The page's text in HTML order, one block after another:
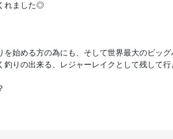
れました◎
始める方の為にも、そして世界最大のビッグ
りの出来る、レジャーレイクとして残して行